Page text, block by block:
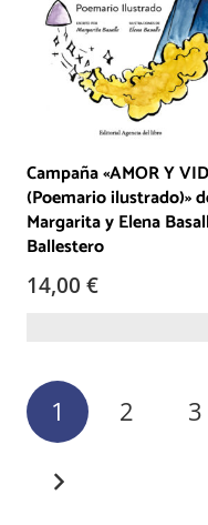
Campaña «AMOR Y
(Poemario ilustrado)»
Margarita y Elena
Ballestero
14,00 €
Paginación
de
entradas
1 2 3